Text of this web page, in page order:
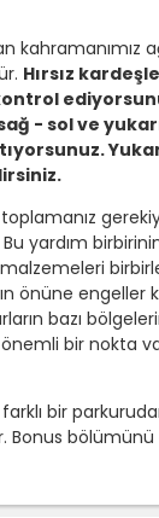
Hırsız
- sol ve
önüne
bazı
bir nokta
bir
Bonus